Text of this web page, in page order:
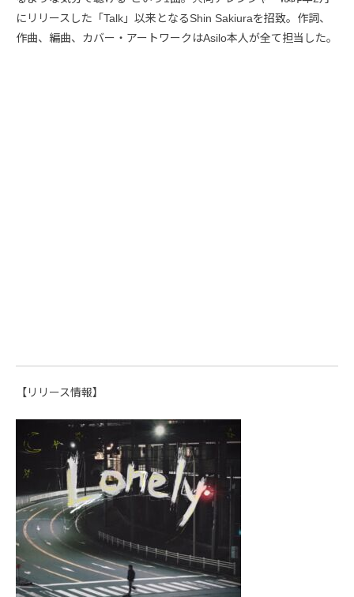
にリリースした「Talk」以来となるShin Sakiuraを招致。作詞、
作曲、編曲、カバー・アートワークはAsilo本人が全て担当した。
【リリース情報】